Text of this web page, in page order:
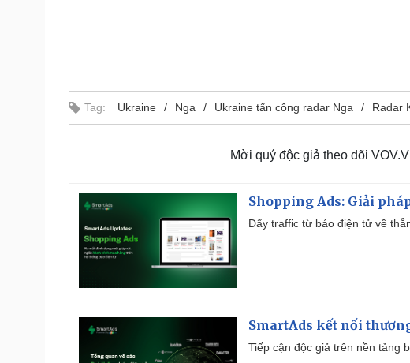
Tag: Ukraine Nga Ukraine tấn công radar Nga Radar
Mời quý độc giả theo dõi
Shopping Ads: Giải
Đẩy traffic từ báo điện tử về
SmartAds kết nối
Tiếp cận độc giả trên nền tảng